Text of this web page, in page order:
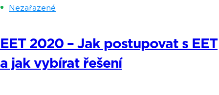
Nezařazené
EET 2020 – Jak postupovat s EET
a jak vybírat řešení